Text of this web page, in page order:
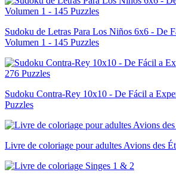
Sudoku de Letras Para Los Niños 6x6 - De
Volumen 1 - 145 Puzzles
Sudoku Contra-Rey 10x10 - De Fácil a
Puzzles
Livre de coloriage pour adultes Avions des